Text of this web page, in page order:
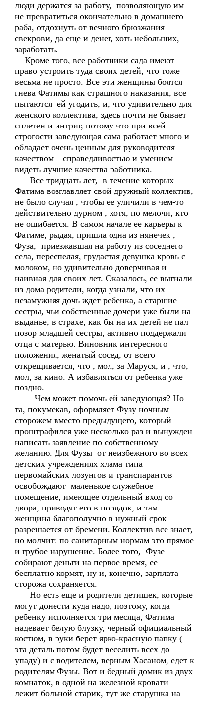
люди держатся за работу, позволяющую им
не превратиться окончательно в домашнего
раба, отдохнуть от вечного брюзжания
свекрови, да еще и денег, хоть небольших,
заработать.
Кроме того, все работники сада имеют
право устроить туда своих детей, что тоже
весьма не просто. Все эти женщины боятся
гнева Фатимы как страшного наказания, все
пытаются ей угодить, и, что удивительно для
женского коллектива, здесь почти не бывает
сплетен и интриг, потому что при всей
строгости заведующая сама работает много и
обладает очень ценным для руководителя
качеством – справедливостью и умением
видеть лучшие качества работника.
Все тридцать лет, в течение которых
Фатима возглавляет свой дружный коллектив,
не было случая , чтобы ее уличили в чем-то
действительно дурном , хотя, по мелочи, кто
не ошибается. В самом начале ее карьеры к
Фатиме, рыдая, пришла одна из нянечек ,
Фуза, приезжавшая на работу из соседнего
села, переспелая, грудастая девушка кровь с
молоком, но удивительно доверчивая и
наивная для своих лет. Оказалось, ее выгнали
из дома родители, когда узнали, что их
незамужняя дочь ждет ребенка, а старшие
сестры, чьи собственные дочери уже были на
выданье, в страхе, как бы на их детей не пал
позор младшей сестры, активно поддержали
отца с матерью. Виновник интересного
положения, женатый сосед, от всего
открещивается, что , мол, за Маруся, и , что,
мол, за кино. А избавляться от ребенка уже
поздно.
Чем может помочь ей заведующая? Но
та, покумекав, оформляет Фузу ночным
сторожем вместо предыдущего, который
проштрафился уже несколько раз и вынужден
написать заявление по собственному
желанию. Для Фузы от неизбежного во всех
детских учреждениях хлама типа
первомайских лозунгов и транспарантов
освобождают маленькое служебное
помещение, имеющее отдельный вход со
двора, приводят его в порядок, и там
женщина благополучно в нужный срок
разрешается от бремени. Коллектив все знает,
но молчит: по санитарным нормам это прямое
и грубое нарушение. Более того, Фузе
собирают деньги на первое время, ее
бесплатно кормят, ну и, конечно, зарплата
сторожа сохраняется.
Но есть еще и родители детишек, которые
могут донести куда надо, поэтому, когда
ребенку исполняется три месяца, Фатима
надевает белую блузку, черный официальный
костюм, в руки берет ярко-красную папку (
эта деталь потом будет веселить всех до
упаду) и с водителем, верным Хасаном, едет к
родителям Фузы. Вот и бедный домик из двух
комнаток, в одной на железной кровати
лежит больной старик, тут же старушка на